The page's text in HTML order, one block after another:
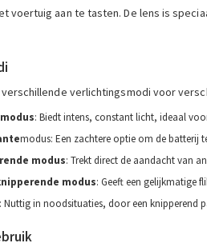
voertuig aan te tasten. De lens is
verschillende verlichtingsmodi voor
: Biedt intens, constant licht, ideaal
modus: Een zachtere optie om de batterij
modus: Trekt direct de aandacht van
modus: Geeft een gelijkmatige
: Nuttig in noodsituaties, door een knipperend